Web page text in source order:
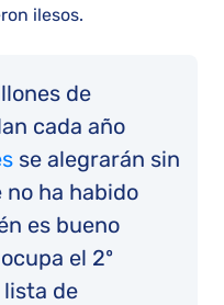
ilesos.
de
cada año
se alegrarán sin
no ha habido
es bueno
el 2º
de